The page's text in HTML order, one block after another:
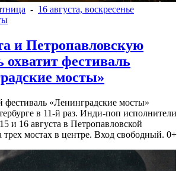
- 16 августа, воскресенье
и Петропавловскую
охватит фестиваль
мосты»
«Ленинградские мосты»
в 11-й раз. Инди-поп исполнители
и 16 августа в Петропавловской
трех мостах в центре. Вход свободный. 0+